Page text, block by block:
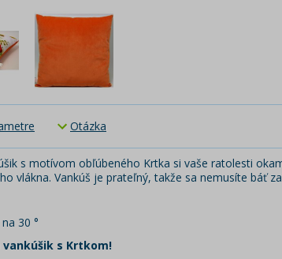
Otázka
s motívom obľúbeného Krtka si vaše ratolesti
vlákna. Vankúš je prateľný, takže sa nemusíte báť
30 °
s Krtkom!